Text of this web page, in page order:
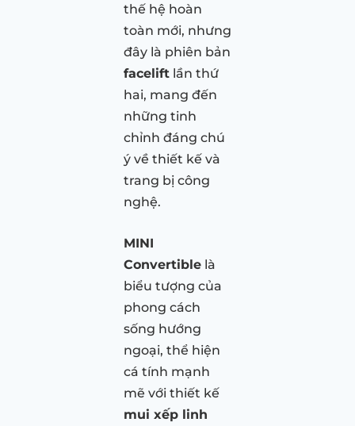
thế hệ hoàn
toàn mới, nhưng
đây là phiên bản
facelift lần thứ
hai, mang đến
những tinh
chỉnh đáng chú
ý về thiết kế và
trang bị công
nghệ.
MINI
Convertible là
biểu tượng của
phong cách
sống hướng
ngoại, thể hiện
cá tính mạnh
mẽ với thiết kế
mui xếp linh